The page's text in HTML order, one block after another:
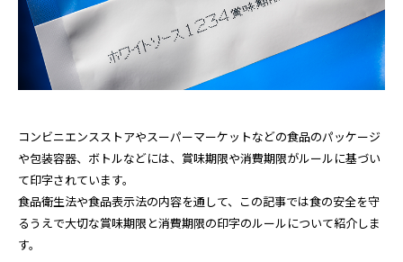
コンビニエンスストアやスーパーマーケットなどの食品のパッケージ
や包装容器、ボトルなどには、賞味期限や消費期限がルールに基づい
て印字されています。
食品衛生法や食品表示法の内容を通して、この記事では食の安全を守
るうえで大切な賞味期限と消費期限の印字のルールについて紹介しま
す。